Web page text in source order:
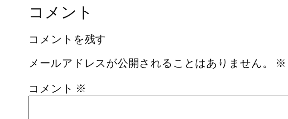
コメント
コメントを残す
メールアドレスが公開されることはありません。
※
コメント ※